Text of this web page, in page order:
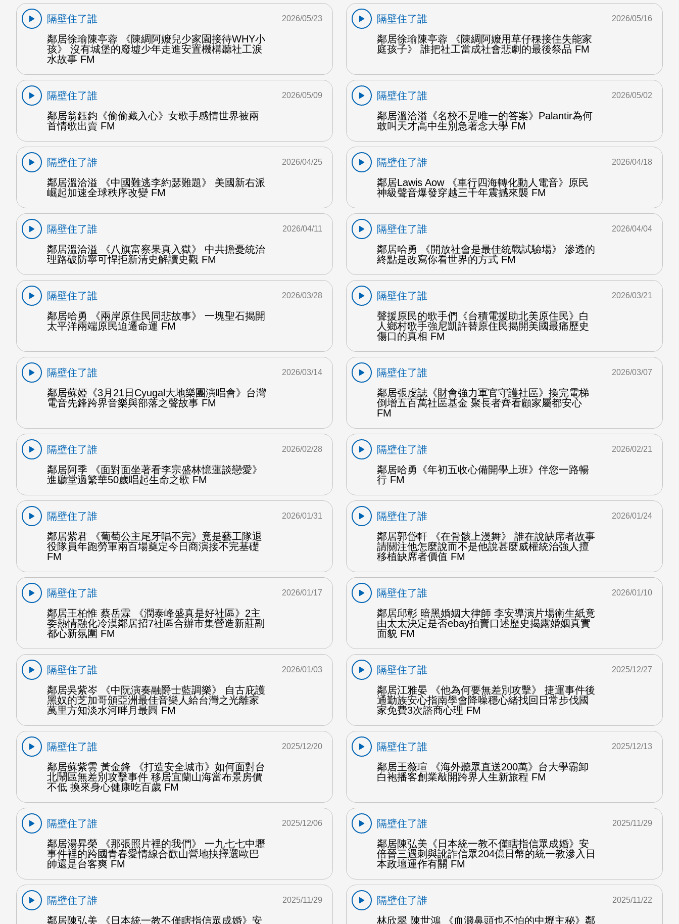
隔壁住了誰
鄰居徐瑜陳亭蓉 《陳綢阿嬤兒少家園接待WHY小
孩》 沒有城堡的廢墟少年走進安置機構聽社工淚
水故事 FM
2026/05/23
隔壁住了誰
鄰居徐瑜陳亭蓉 《陳綢阿嬤用草仔稞接住失能家
庭孩子》 誰把社工當成社會悲劇的最後祭品 FM
2026/05/16
隔壁住了誰
鄰居翁鈺鈞《偷偷藏入心》女歌手感情世界被兩
首情歌出賣 FM
2026/05/09
隔壁住了誰
鄰居溫洽溢《名校不是唯一的答案》Palantir為何
敢叫天才高中生別急著念大學 FM
2026/05/02
隔壁住了誰
鄰居溫洽溢 《中國難逃李約瑟難題》 美國新右派
崛起加速全球秩序改變 FM
2026/04/25
隔壁住了誰
鄰居Lawis Aow 《車行四海轉化動人電音》原民
神級聲音爆發穿越三千年震撼來襲 FM
2026/04/18
隔壁住了誰
鄰居溫洽溢 《八旗富察果真入獄》 中共擔憂統治
理路破防寧可悍拒新清史解讀史觀 FM
2026/04/11
隔壁住了誰
鄰居哈勇 《開放社會是最佳統戰試驗場》 滲透的
終點是改寫你看世界的方式 FM
2026/04/04
隔壁住了誰
鄰居哈勇 《兩岸原住民同悲故事》 一塊聖石揭開
太平洋兩端原民迫遷命運 FM
2026/03/28
隔壁住了誰
聲援原民的歌手們《台積電援助北美原住民》白
人鄉村歌手強尼凱許替原住民揭開美國最痛歷史
傷口的真相 FM
2026/03/21
隔壁住了誰
鄰居蘇婭《3月21日Cyugal大地樂團演唱會》台灣
電音先鋒跨界音樂與部落之聲故事 FM
2026/03/14
隔壁住了誰
鄰居張虔誌《財會強力軍官守護社區》換完電梯
倒增五百萬社區基金 聚長者齊看顧家屬都安心
FM
2026/03/07
隔壁住了誰
鄰居阿季 《面對面坐著看李宗盛林憶蓮談戀愛》
進廳堂過繁華50歲唱起生命之歌 FM
2026/02/28
隔壁住了誰
鄰居哈勇《年初五收心備開學上班》伴您一路暢
行 FM
2026/02/21
隔壁住了誰
鄰居紫君 《葡萄公主尾牙唱不完》竟是藝工隊退
役隊員年跑勞軍兩百場奠定今日商演接不完基礎
FM
2026/01/31
隔壁住了誰
鄰居郭岱軒 《在骨骸上漫舞》 誰在說缺席者故事
請關注他怎麼說而不是他說甚麼威權統治強人擅
移植缺席者價值 FM
2026/01/24
隔壁住了誰
鄰居王柏惟 蔡岳霖 《潤泰峰盛真是好社區》2主
委熱情融化冷漠鄰居招7社區合辦市集營造新莊副
都心新氛圍 FM
2026/01/17
隔壁住了誰
鄰居邱彰 暗黑婚姻大律師 李安導演片場衛生紙竟
由太太決定是否ebay拍賣口述歷史揭露婚姻真實
面貌 FM
2026/01/10
隔壁住了誰
鄰居吳紫岑 《中阮演奏融爵士藍調樂》 自古庇護
黑奴的芝加哥頒亞洲最佳音樂人給台灣之光離家
萬里方知淡水河畔月最圓 FM
2026/01/03
隔壁住了誰
鄰居江雅晏 《他為何要無差別攻擊》 捷運事件後
通勤族安心指南學會降噪穩心緒找回日常步伐國
家免費3次諮商心理 FM
2025/12/27
隔壁住了誰
鄰居蘇紫雲 黃金鋒 《打造安全城市》如何面對台
北鬧區無差別攻擊事件 移居宜蘭山海當布景房價
不低 換來身心健康吃百歲 FM
2025/12/20
隔壁住了誰
鄰居王薇瑄 《海外聽眾直送200萬》台大學霸卸
白袍播客創業敲開跨界人生新旅程 FM
2025/12/13
隔壁住了誰
鄰居湯昇榮 《那張照片裡的我們》 一九七七中壢
事件裡的跨國青春愛情線合歡山營地抉擇選歐巴
帥還是台客爽 FM
2025/12/06
隔壁住了誰
鄰居陳弘美《日本統一教不僅瞎指信眾成婚》安
倍晉三遇刺與訛詐信眾204億日幣的統一教滲入日
本政壇運作有關 FM
2025/11/29
隔壁住了誰
鄰居陳弘美 《日本統一教不僅瞎指信眾成婚》安
2025/11/29
隔壁住了誰
林欣翠 陳世鴻 《血濺鼻頭也不怕的中壢主秘》鄰
2025/11/22